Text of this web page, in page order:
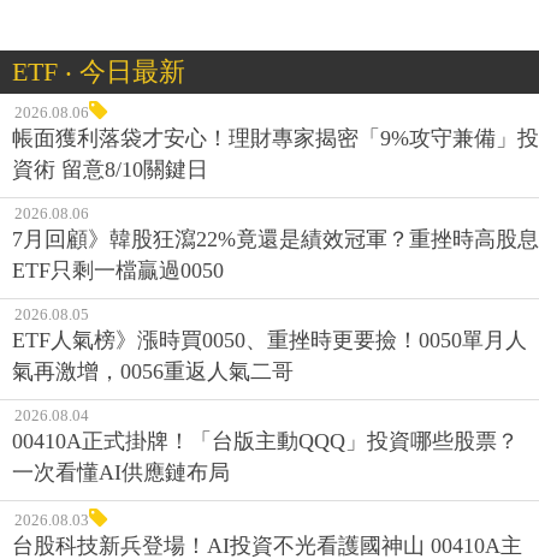
ETF ‧ 今日最新
2026.08.06
帳面獲利落袋才安心！理財專家揭密「9%攻守兼備」投
資術 留意8/10關鍵日
2026.08.06
7月回顧》韓股狂瀉22%竟還是績效冠軍？重挫時高股息
ETF只剩一檔贏過0050
2026.08.05
ETF人氣榜》漲時買0050、重挫時更要撿！0050單月人
氣再激增，0056重返人氣二哥
2026.08.04
00410A正式掛牌！「台版主動QQQ」投資哪些股票？
一次看懂AI供應鏈布局
2026.08.03
台股科技新兵登場！AI投資不光看護國神山 00410A主